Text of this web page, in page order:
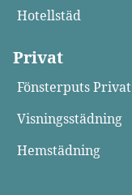
Hotellstäd
Privat
Fönsterputs Privat
Visningsstädning
Hemstädning